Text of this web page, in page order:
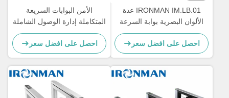
IRONMAN IM.LB.01 عدة
الألوان البصرية بوابة السرعة
عجلة للسيطرة على الوصول
إلى المبنى
احصل على افضل سعر
الأمن البوابات السريعة
المتكاملة إدارة الوصول الشاملة
احصل على افضل سعر